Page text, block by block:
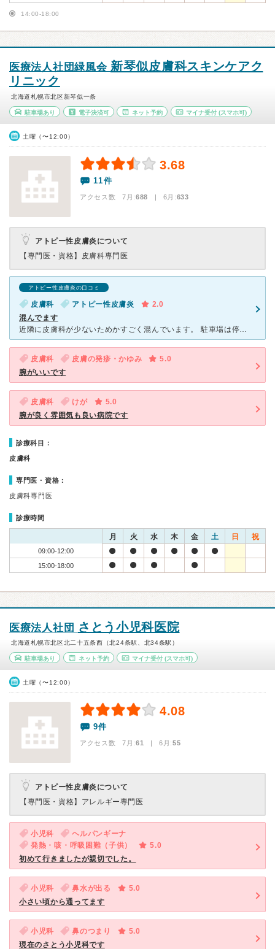
14:00-18:00
医療法人社団緑風会 新琴似皮膚科スキンケアク
リニック
北海道札幌市北区新琴似一条
駐車場あり 電子決済可 ネット予約 マイナ受付 (スマホ可)
土曜（〜12:00）
3.68
11件
アクセス数 7月:688 | 6月:633
アトピー性皮膚炎について
【専門医・資格】 皮膚科専門医
アトピー性皮膚炎の口コミ
皮膚科 アトピー性皮膚炎
2.0
混んでます
近隣に皮膚科が少ないためかすごく混んでいます。 駐車場は停めるのに苦労するほどです。 ネットで予約できるので、時間に合わせて来院すると待ち時間が少なくすみます。 子どものアトピーを治療していただ
皮膚科 皮膚の発疹・かゆみ
5.0
腕がいいです
皮膚科 けが
5.0
腕が良く雰囲気も良い病院です
診療科目：
皮膚科
専門医・資格：
皮膚科専門医
診療時間
月 火 水 木 金 土 日 祝
09:00-12:00
15:00-18:00
医療法人社団 さとう小児科医院
北海道札幌市北区北二十五条西（北24条駅、北34条駅）
駐車場あり ネット予約 マイナ受付 (スマホ可)
土曜（〜12:00）
4.08
9件
アクセス数 7月:61 | 6月:55
アトピー性皮膚炎について
【専門医・資格】 アレルギー専門医
小児科
ヘルパンギーナ
発熱・咳・呼吸困難（子供）
5.0
初めて行きましたが親切でした。
小児科 鼻水が出る
5.0
小さい頃から通ってます
小児科 鼻のつまり
5.0
現在のさとう小児科です